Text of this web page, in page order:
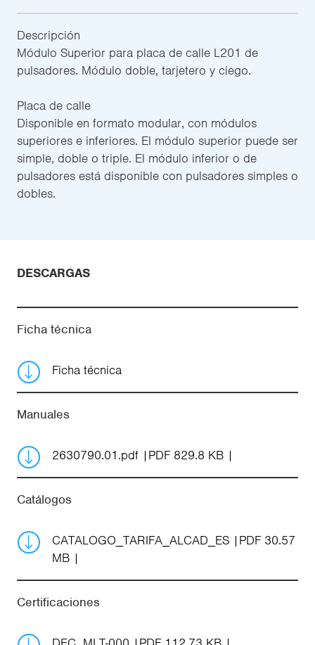
Descripción
Módulo Superior para placa de calle L201 de
pulsadores. Módulo doble, tarjetero y ciego.
Placa de calle
Disponible en formato modular, con módulos
superiores e inferiores. El módulo superior puede ser
simple, doble o triple. El módulo inferior o de
pulsadores está disponible con pulsadores simples o
dobles.
DESCARGAS
Ficha técnica
Ficha técnica
Manuales
2630790.01.pdf PDF 829.8 KB
Catálogos
CATALOGO_TARIFA_ALCAD_ES
PDF 30.57
MB
Certificaciones